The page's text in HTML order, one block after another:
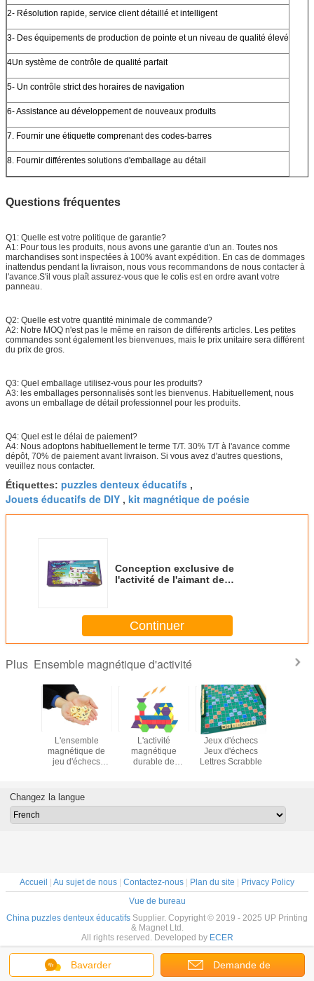
2- Résolution rapide, service client détaillé et intelligent
3- Des équipements de production de pointe et un niveau de qualité élevé
4Un système de contrôle de qualité parfait
5- Un contrôle strict des horaires de navigation
6- Assistance au développement de nouveaux produits
7. Fournir une étiquette comprenant des codes-barres
8. Fournir différentes solutions d'emballage au détail
Questions fréquentes
Q1: Quelle est votre politique de garantie?
A1: Pour tous les produits, nous avons une garantie d'un an. Toutes nos
marchandises sont inspectées à 100% avant expédition. En cas de dommages
inattendus pendant la livraison, nous vous recommandons de nous contacter à
l'avance.S'il vous plaît assurez-vous que le colis est en ordre avant votre
panneau.
Q2: Quelle est votre quantité minimale de commande?
A2: Notre MOQ n'est pas le même en raison de différents articles. Les petites
commandes sont également les bienvenues, mais le prix unitaire sera différent
du prix de gros.
Q3: Quel emballage utilisez-vous pour les produits?
A3: les emballages personnalisés sont les bienvenus. Habituellement, nous
avons un emballage de détail professionnel pour les produits.
Q4: Quel est le délai de paiement?
A4: Nous adoptons habituellement le terme T/T. 30% T/T à l'avance comme
dépôt, 70% de paiement avant livraison. Si vous avez d'autres questions,
veuillez nous contacter.
Étiquettes: puzzles denteux éducatifs ,
Jouets éducatifs de DIY , kit magnétique de poésie
Conception exclusive de
l'activité de l'aimant de
Continuer
Plus Ensemble magnétique d'activité
L'ensemble
magnétique de
jeu d'échecs
F963 grattent des
lettres couvrent de
conseil
L'activité
magnétique
durable de
placé la forme
figure
Jeux d'échecs
Jeux d'échecs
Lettres Scrabble
Magnéte
Bavarder Demande de
Changez la langue
Accueil Au sujet de nous Contactez-nous Plan du site
Privacy Policy
Vue de bureau
China puzzles denteux éducatifs Supplier. Copyright © 2019 - 2025 UP Printing
& Magnet Ltd.
All rights reserved. Developed by ECER